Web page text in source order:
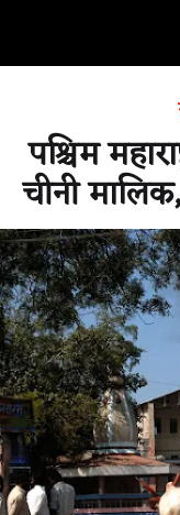
पश्चिम
चीनी